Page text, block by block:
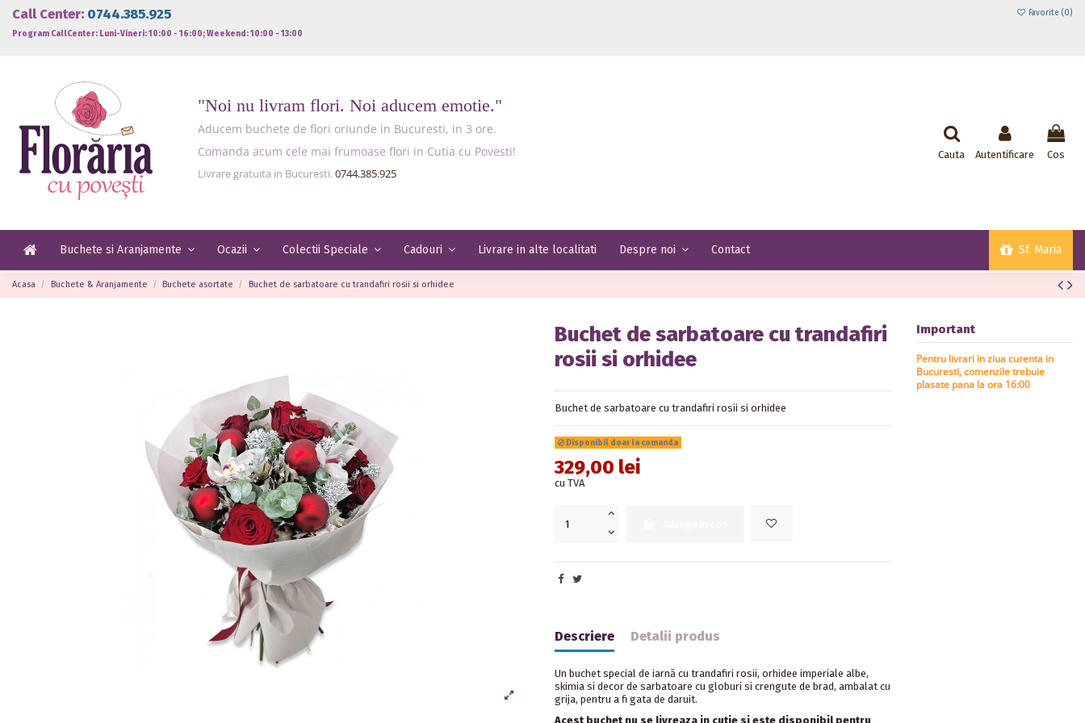
Call Center: 0744.385.925
Program CallCenter: Luni-Vineri: 10:00 - 16:00; Weekend: 10:00 - 13:00
Favorite (0)
"Noi nu livram flori. Noi aducem emotie."
Aducem buchete de flori oriunde in Bucuresti, in 3 ore.
Comanda acum cele mai frumoase flori in Cutia cu Povesti!
Livrare gratuita in Bucuresti. 0744.385.925
Cauta Autentificare Cos
Buchete si Aranjamente Ocazii Colectii Speciale Cadouri Livrare in alte localitati Despre noi Contact Sf. Maria
Acasa Buchete & Aranjamente Buchete asortate Buchet de sarbatoare cu trandafiri rosii si orhidee
Buchet de sarbatoare cu trandafiri
rosii si orhidee
Buchet de sarbatoare cu trandafiri rosii si orhidee
Disponibil doar la comanda
329,00 lei
cu TVA
Descriere Detalii produs
Un buchet special de iarnă cu trandafiri rosii, orhidee imperiale albe,
skimia si decor de sarbatoare cu globuri si crengute de brad, ambalat cu
grija, pentru a fi gata de daruit.
Acest buchet nu se livreaza in cutie si este disponibil pentru
Important
Pentru livrari in ziua curenta in
Bucuresti, comenzile trebuie
plasate pana la ora 16:00